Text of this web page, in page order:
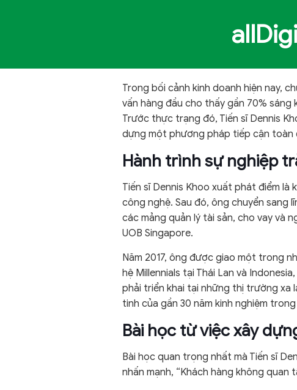
Trong bối cảnh kinh doanh hiện nay,
vấn hàng đầu cho thấy gần 70%
Trước thực trạng đó, Tiến sĩ Dennis
dựng một phương pháp tiếp cận toàn
Hành trình sự nghiệp
Tiến sĩ Dennis Khoo xuất phát điểm
công nghệ. Sau đó, ông chuyển sang
các mảng quản lý tài sản, cho vay và
UOB Singapore.
Năm 2017, ông được giao một trong
hệ Millennials tại Thái Lan và
phải triển khai tại những thị trường xa
tinh của gần 30 năm kinh nghiệm
Bài học từ việc xây
Bài học quan trọng nhất mà Tiến sĩ
nhấn mạnh, “Khách hàng không